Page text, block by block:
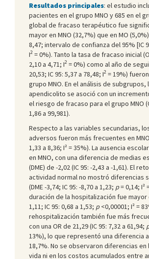
Resultados principales: el estudio
pacientes en el grupo MNO y 685 en el
global de fracaso terapéutico fue
mayor en MNO (32,7%) que en MO
8,47; intervalo de confianza del 95% [IC
I2 = 0%). Tanto la tasa de fracaso inicial
2,10 a 4,71; I2 = 0%) como al año de
20,53; IC 95: 5,37 a 78,48; I2 = 19%)
grupo MNO. En el análisis de subgrupos,
apendicolito se asoció con un
el riesgo de fracaso para el grupo MNO
1,86 a 99,981).
Respecto a las variables secundarias,
adversos fueron más frecuentes en MNO
1,33 a 8,36; I² = 35%). La ausencia
en MNO, con una diferencia de medias
(DME) de -2,02 (IC 95: -2,43 a -1,61). El
actividad normal no mostró diferencias
(DME -3,74; IC 95: -8,70 a 1,23; p= 0,14; I²
duración de la hospitalización fue mayor
1,11; IC 95: 0,68 a 1,53; p <0,00001; I² =
rehospitalización también fue más
con una OR de 21,29 (IC 95: 7,32 a 61,94;
13%), lo que representó una diferencia
18,7%. No se observaron diferencias en
vida ni en los costos acumulados entre